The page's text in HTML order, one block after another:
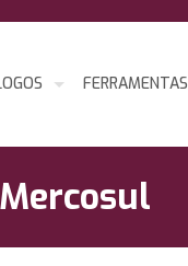
FERRAMENTAS